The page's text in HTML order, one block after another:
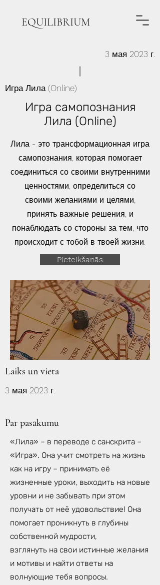
EQUILIBRIUM
3 мая 2023 г.
Игра Лила (Online)
Игра самопознания
Лила (Online)
Лила - это трансформационная игра
самопознания, которая помогает
соединиться со своими внутренними
ценностями, определиться со
своими желаниями и целями,
принять важные решения, и
понаблюдать со стороны за тем, что
происходит с тобой в твоей жизни.
Pieteikšanās
Laiks un vieta
3 мая 2023 г.
Par pasākumu
«Лила» – в переводе с санскрита –
«Игра». Она учит смотреть на жизнь
как на игру – принимать её
жизненные уроки, выходить на новые
уровни и не забывать при этом
получать от неё удовольствие! Она
помогает проникнуть в глубины
собственной мудрости,
взглянуть на свои истинные желания
и мотивы и найти ответы на
волнующие тебя вопросы.